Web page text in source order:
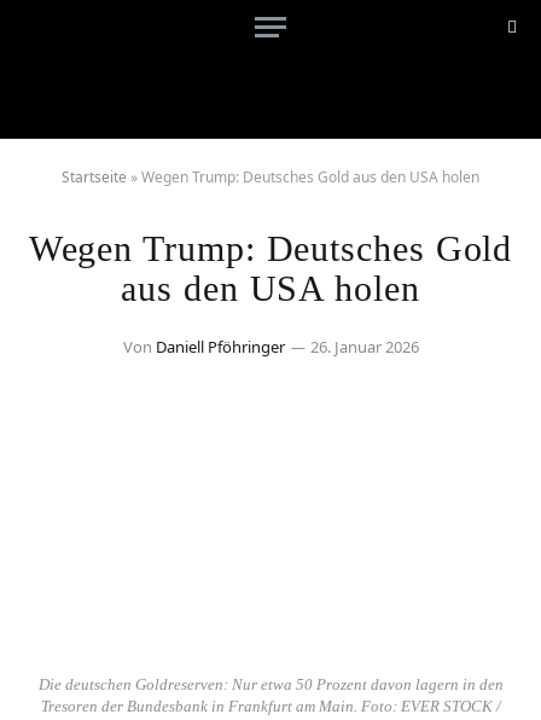
Startseite »Wegen Trump: Deutsches Gold aus den USA holen
Wegen Trump: Deutsches Gold
aus den USA holen
Von Daniell Pföhringer 26. Januar 2026
Die deutschen Goldreserven: Nur etwa 50 Prozent davon lagern in den
Tresoren der Bundesbank in Frankfurt am Main. Foto: EVER STOCK /